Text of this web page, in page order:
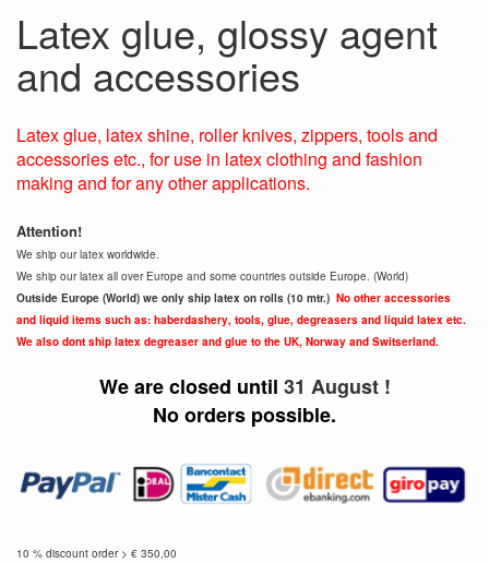
Latex glue, glossy agent
and accessories
Latex glue, latex shine, roller knives, zippers, tools and
accessories etc., for use in latex clothing and fashion
making and for any other applications.
Attention!
We ship our latex worldwide.
We ship our latex all over Europe and some countries outside Europe. (World)
Outside Europe (World) we only ship latex on rolls (10 mtr.) No other accessories
and liquid items such as: haberdashery, tools, glue, degreasers and liquid latex etc.
We also dont ship latex degreaser and glue to the UK, Norway and Switserland.
We are closed until 31 August !
No orders possible.
10 % discount order > € 350,00